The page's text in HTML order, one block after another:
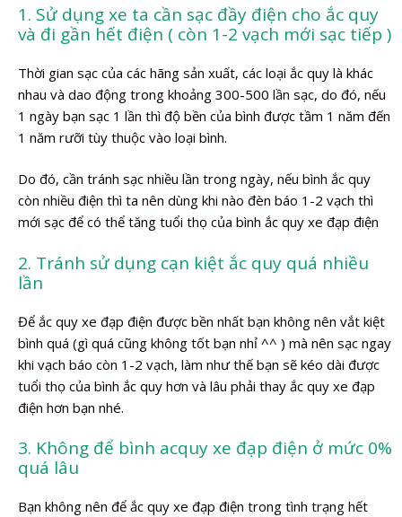
1. Sử dụng xe ta cần sạc đầy điện cho ắc quy
và đi gần hết điện ( còn 1-2 vạch mới sạc tiếp )
Thời gian sạc của các hãng sản xuất, các loại ắc quy là khác
nhau và dao động trong khoảng 300-500 lần sạc, do đó, nếu
1 ngày bạn sạc 1 lần thì độ bền của bình được tầm 1 năm đến
1 năm rưỡi tùy thuộc vào loại bình.
Do đó, cần tránh sạc nhiều lần trong ngày, nếu bình ắc quy
còn nhiều điện thì ta nên dùng khi nào đèn báo 1-2 vạch thì
mới sạc để có thể tăng tuổi thọ của bình ắc quy xe đạp điện
2. Tránh sử dụng cạn kiệt ắc quy quá nhiều
lần
Để ắc quy xe đạp điện được bền nhất bạn không nên vắt kiệt
bình quá (gì quá cũng không tốt bạn nhỉ ^^ ) mà nên sạc ngay
khi vạch báo còn 1-2 vạch, làm như thế bạn sẽ kéo dài được
tuổi thọ của bình ắc quy hơn và lâu phải thay ắc quy xe đạp
điện hơn bạn nhé.
3. Không để bình acquy xe đạp điện ở mức 0%
quá lâu
Bạn không nên để ắc quy xe đạp điện trong tình trạng hết